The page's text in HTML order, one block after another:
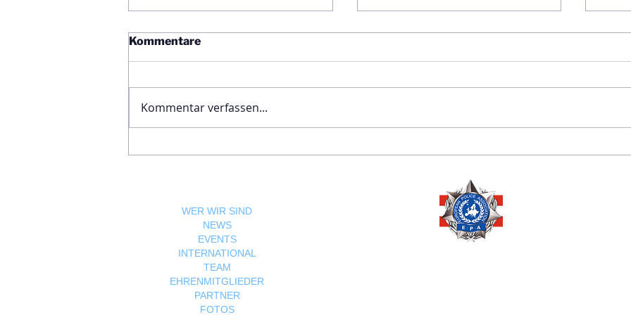
Ägypten und Österreich
BEZIEHUNGEN
ZWISCHEN PERU 🇵🇪
UND ÖSTERREICH 🇦🇹
Kommentare
Kommentar verfassen...
WER WIR SIND
NEWS
EVENTS
INTERNATIONAL
TEAM
EHRENMITGLIEDER
PARTNER
FOTOS